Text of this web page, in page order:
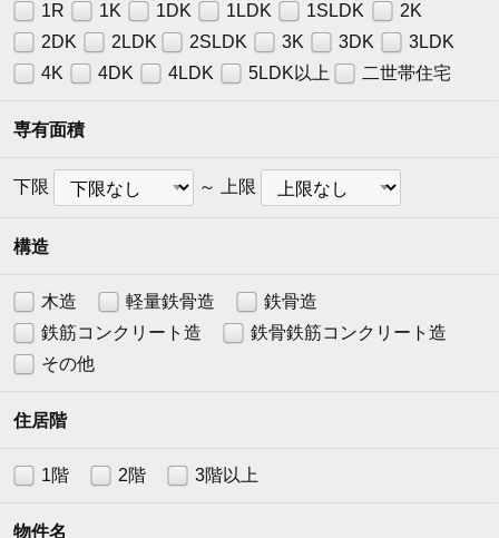
1R 1K 1DK 1LDK 1SLDK
2K
2DK
2LDK 2SLDK 3K 3DK
3LDK
4K
4DK 4LDK 5LDK以上 二世帯住宅
専有面積
下
限
下限 ～
上
限
上限
構造
木造 軽量鉄骨造
鉄骨造
鉄筋コンクリート造
鉄骨鉄筋コンクリート造
その他
住居階
1階 2階 3階以上
物件名